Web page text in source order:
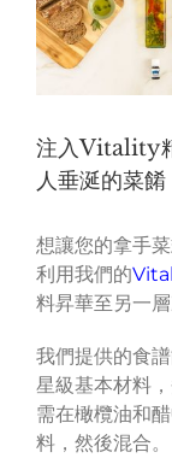
注入Vitality
人垂涎的菜餚
想讓您的拿手
利用我們的
料昇華至另一層
我們提供的食
星級基本材料
需在橄欖油和
料，然後混合。